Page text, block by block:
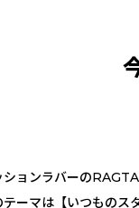
ションラバーの
ーマは【いつものス